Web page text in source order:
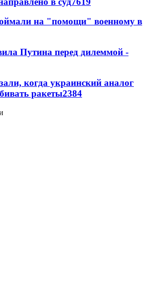
на "помощи" военному в
Путина перед дилеммой -
когда украинский аналог
ракеты2384